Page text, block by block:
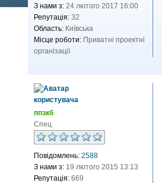
З нами з: 24 лютого 2017 16:00
Репутація: 32
Область: Київська
Місце роботи: Приватні проектні
організації
ппзкб
Спец
Повідомлень: 2588
З нами з: 19 лютого 2015 13:13
Репутація: 669